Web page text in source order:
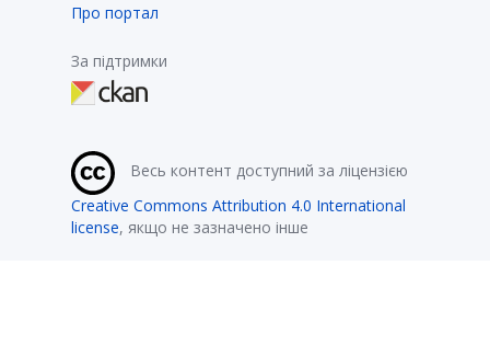
Про портал
За підтримки
Весь контент доступний за ліцензією
Creative Commons Attribution 4.0 International
license, якщо не зазначено інше